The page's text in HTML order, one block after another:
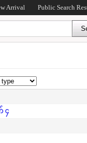
Arrival Public Search
၄